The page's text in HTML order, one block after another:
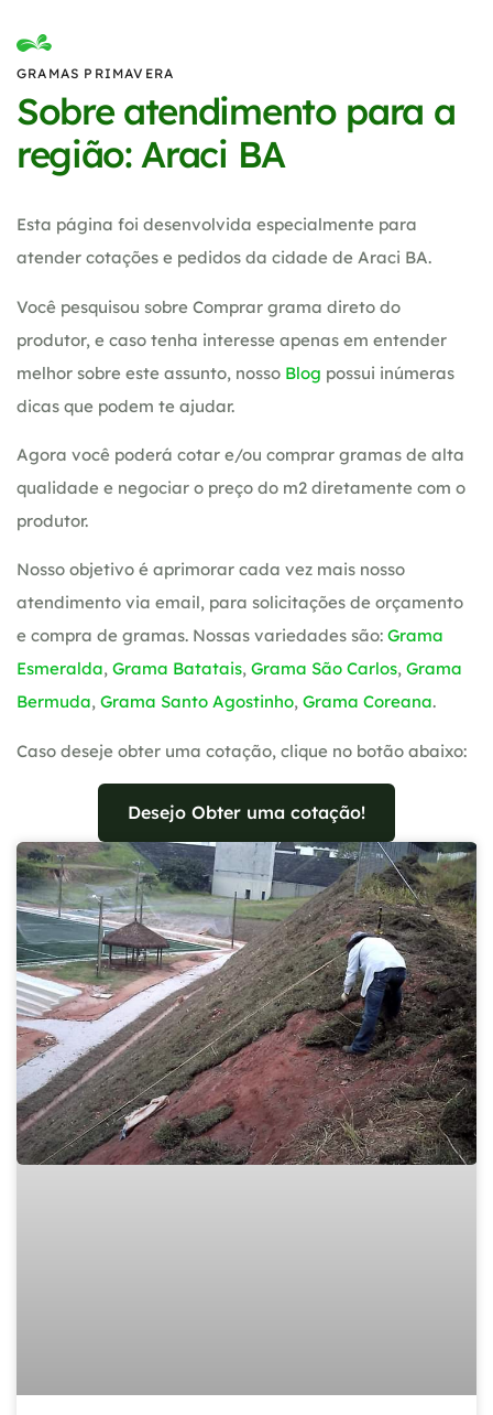
GRAMAS PRIMAVERA
Sobre atendimento para a
região: Araci BA
Esta página foi desenvolvida especialmente para
atender cotações e pedidos da cidade de Araci BA.
Você pesquisou sobre Comprar grama direto do
produtor, e caso tenha interesse apenas em entender
melhor sobre este assunto, nosso Blog possui inúmeras
dicas que podem te ajudar.
Agora você poderá cotar e/ou comprar gramas de alta
qualidade e negociar o preço do m2 diretamente com o
produtor.
Nosso objetivo é aprimorar cada vez mais nosso
atendimento via email, para solicitações de orçamento
e compra de gramas. Nossas variedades são: Grama
Esmeralda, Grama Batatais, Grama São Carlos, Grama
Bermuda, Grama Santo Agostinho, Grama Coreana.
Caso deseje obter uma cotação, clique no botão abaixo:
Desejo Obter uma cotação!